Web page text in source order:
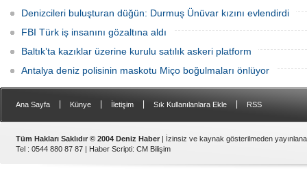
Denizcileri buluşturan düğün: Durmuş Ünüvar kızını evlendirdi
FBI Türk iş insanını gözaltına aldı
Baltık’ta kazıklar üzerine kurulu satılık askeri platform
Antalya deniz polisinin maskotu Miço boğulmaları önlüyor
Ana Sayfa Künye İletişim Sık Kullanılanlara Ekle RSS
Tüm Hakları Saklıdır © 2004 Deniz Haber | İzinsiz ve kaynak gösterilmeden
Tel : 0544 880 87 87 | Haber Scripti: CM Bilişim